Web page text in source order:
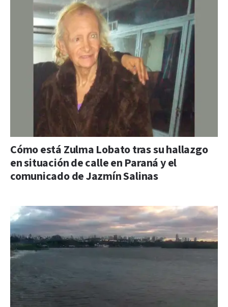
Cómo está Zulma Lobato tras su hallazgo
en situación de calle en Paraná y el
comunicado de Jazmín Salinas